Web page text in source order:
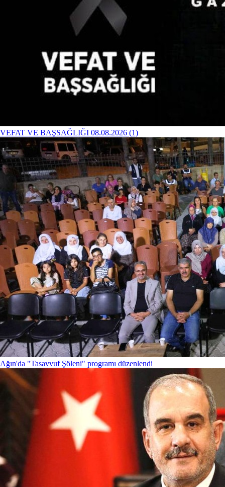
VEFAT VE BAŞSAĞLIĞI 08.08.2026 (1)
Ağın'da "Tasavvuf Şöleni" programı düzenlendi